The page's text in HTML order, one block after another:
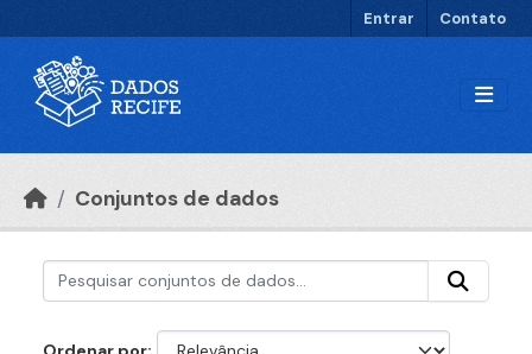
Entrar Contato
Conjuntos de dados